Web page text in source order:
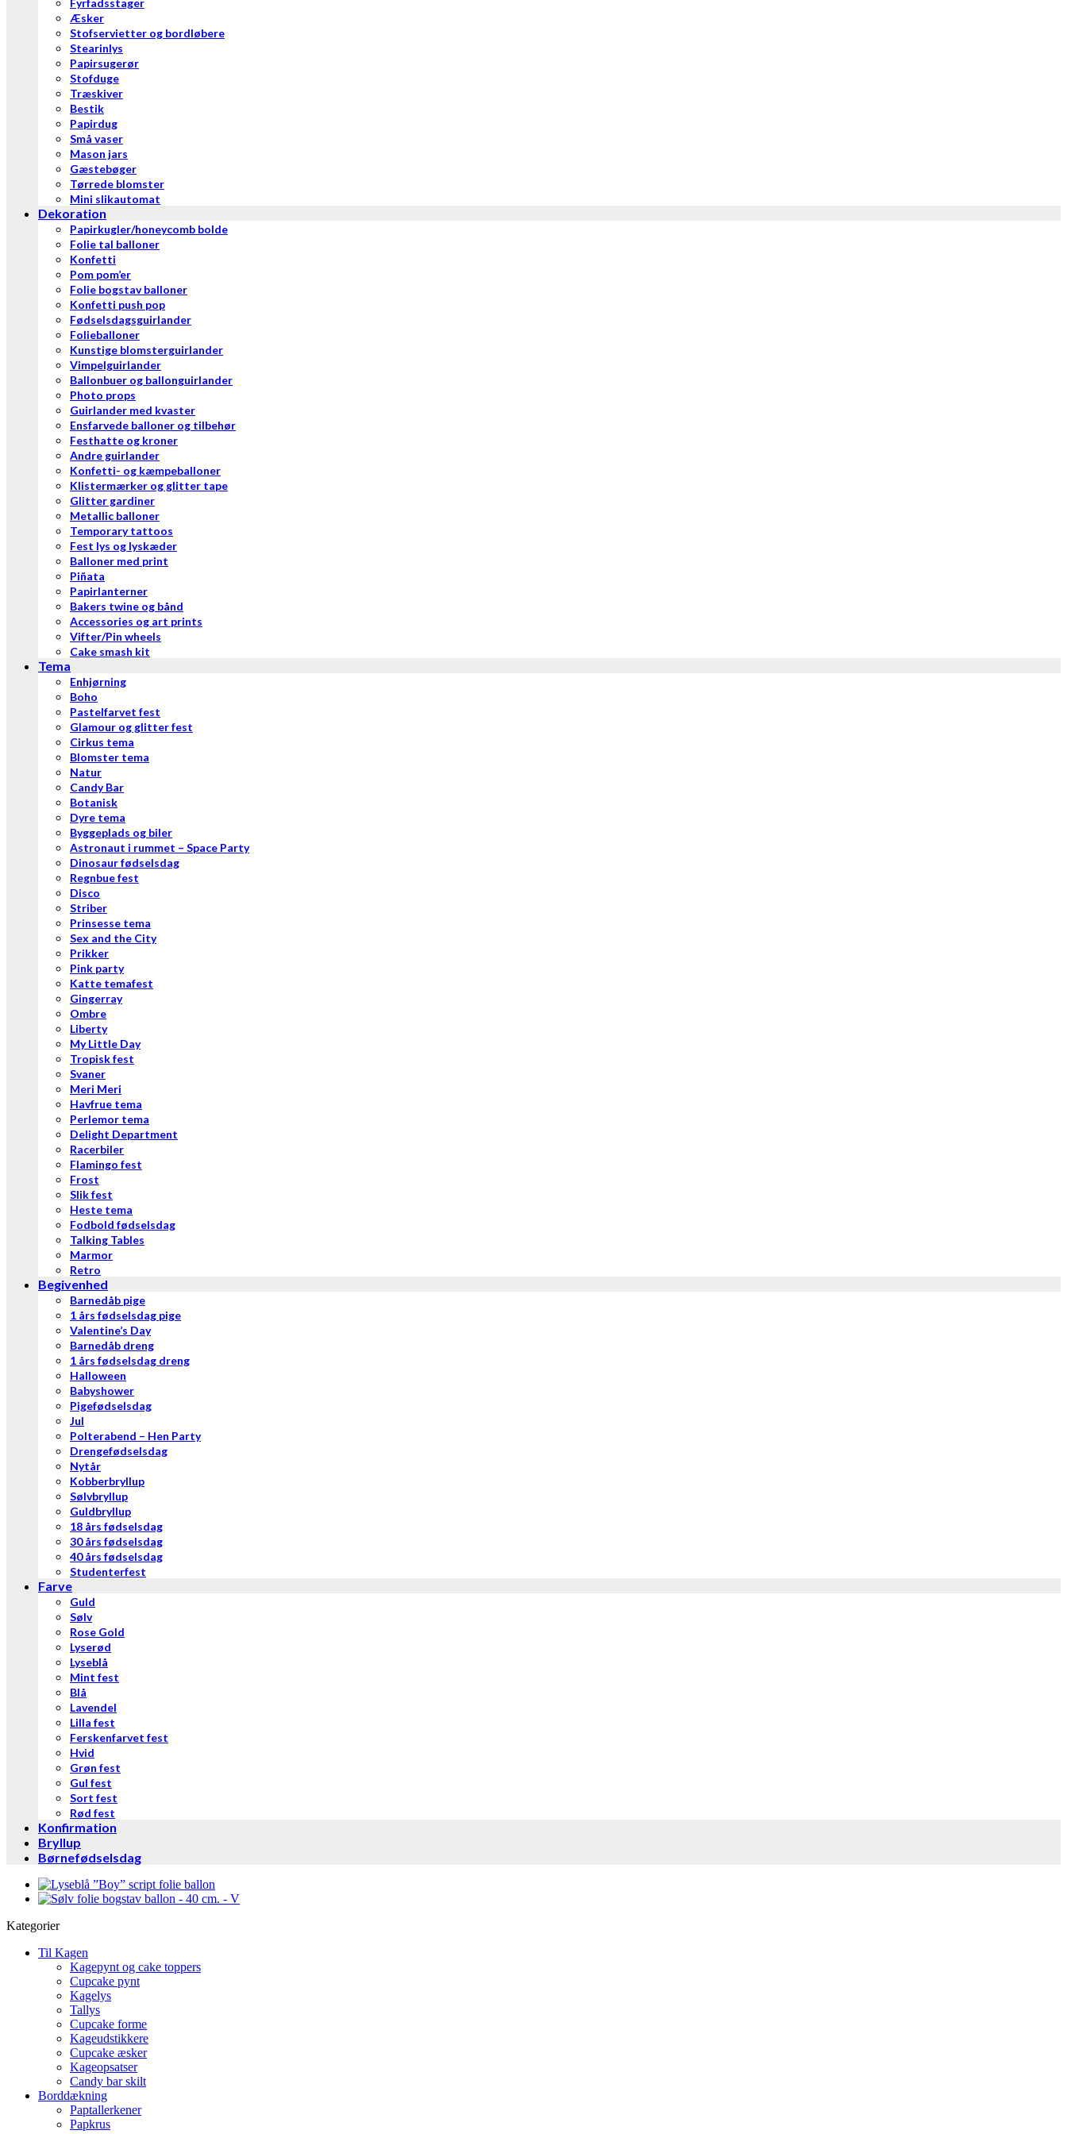
Fyrfadsstager
Æsker
Stofservietter og bordløbere
Stearinlys
Papirsugerør
Stofduge
Træskiver
Bestik
Papirdug
Små vaser
Mason jars
Gæstebøger
Tørrede blomster
Mini slikautomat
Dekoration
Papirkugler/honeycomb bolde
Folie tal balloner
Konfetti
Pom pom’er
Folie bogstav balloner
Konfetti push pop
Fødselsdagsguirlander
Folieballoner
Kunstige blomsterguirlander
Vimpelguirlander
Ballonbuer og ballonguirlander
Photo props
Guirlander med kvaster
Ensfarvede balloner og tilbehør
Festhatte og kroner
Andre guirlander
Konfetti- og kæmpeballoner
Klistermærker og glitter tape
Glitter gardiner
Metallic balloner
Temporary tattoos
Fest lys og lyskæder
Balloner med print
Piñata
Papirlanterner
Bakers twine og bånd
Accessories og art prints
Vifter/Pin wheels
Cake smash kit
Tema
Enhjørning
Boho
Pastelfarvet fest
Glamour og glitter fest
Cirkus tema
Blomster tema
Natur
Candy Bar
Botanisk
Dyre tema
Byggeplads og biler
Astronaut i rummet – Space Party
Dinosaur fødselsdag
Regnbue fest
Disco
Striber
Prinsesse tema
Sex and the City
Prikker
Pink party
Katte temafest
Gingerray
Ombre
Liberty
My Little Day
Tropisk fest
Svaner
Meri Meri
Havfrue tema
Perlemor tema
Delight Department
Racerbiler
Flamingo fest
Frost
Slik fest
Heste tema
Fodbold fødselsdag
Talking Tables
Marmor
Retro
Begivenhed
Barnedåb pige
1 års fødselsdag pige
Valentine’s Day
Barnedåb dreng
1 års fødselsdag dreng
Halloween
Babyshower
Pigefødselsdag
Jul
Polterabend – Hen Party
Drengefødselsdag
Nytår
Kobberbryllup
Sølvbryllup
Guldbryllup
18 års fødselsdag
30 års fødselsdag
40 års fødselsdag
Studenterfest
Farve
Guld
Sølv
Rose Gold
Lyserød
Lyseblå
Mint fest
Blå
Lavendel
Lilla fest
Ferskenfarvet fest
Hvid
Grøn fest
Gul fest
Sort fest
Rød fest
Konfirmation
Bryllup
Børnefødselsdag
Kategorier
Til Kagen
Kagepynt og cake toppers
Cupcake pynt
Kagelys
Tallys
Cupcake forme
Kageudstikkere
Cupcake æsker
Kageopsatser
Candy bar skilt
Borddækning
Paptallerkener
Papkrus